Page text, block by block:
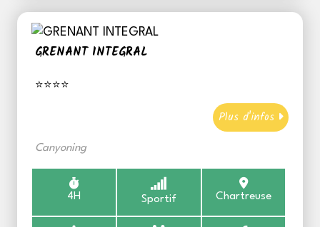
GRENANT INTEGRAL
⭐⭐⭐⭐
Plus d'infos
Canyoning
4H Sportif Chartreuse